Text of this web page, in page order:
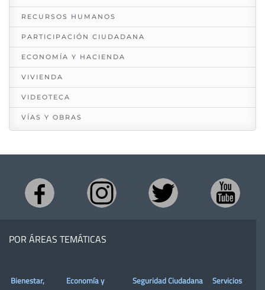
RECURSOS HUMANOS
PARTICIPACIÓN CIUDADANA
ECONOMÍA Y HACIENDA
VIVIENDA
VIDEOTECA
VÍAS Y OBRAS
POR ÁREAS TEMÁTICAS
Bienestar,
Economía y
Seguridad Ciudadana
Servicios